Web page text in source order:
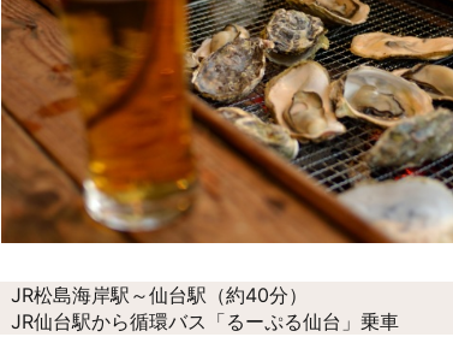
JR松島海岸駅～仙台駅（約40分）
JR仙台駅から循環バス「るーぷる仙台」乗車